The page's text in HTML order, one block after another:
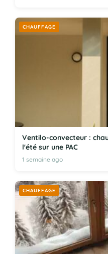
CHAUFFAGE
Ventilo-convecteur :
l'été sur une PAC
1 semaine ago
CHAUFFAGE